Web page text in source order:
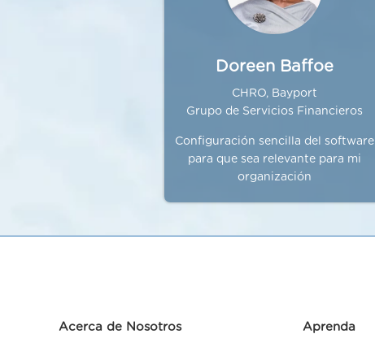
Doreen Baffoe
CHRO, Bayport
Grupo de Servicios Financieros
Configuración sencilla del software
para que sea relevante para mi
organización
Acerca de Nosotros Aprenda